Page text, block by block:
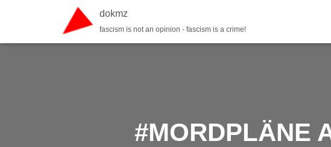
dokmz
fascism is not an opinion - fascism is a crime!
#MORDPLÄNE